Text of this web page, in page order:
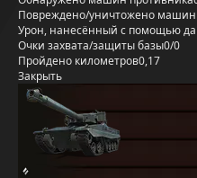
Повреждено/уничтожено машин
Урон, нанесённый с помощью
Очки захвата/защиты базы0/0
Пройдено километров0,17
Закрыть